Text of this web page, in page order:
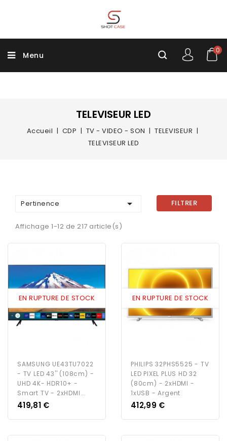
Menu
0
TELEVISEUR LED
Accueil CDP TV - VIDEO - SON
TELEVISEUR
TELEVISEUR LED
Pertinence  FILTRER
Affichage 1-12 de 217 article(s)
EN RUPTURE DE STOCK
SAMSUNG UE43TU7022
- TV LED 43'' (108cm) -
UHD 4K- HDR10+ -
Smart TV - 2xHDMI...
Prix
419,81 €
EN RUPTURE DE STOCK
PHILIPS 32PHS5525 - TV
LED PIXEL PLUS HD 32
(80cm) - 2xHDMI -
1xUSB - Argent
Prix
412,99 €